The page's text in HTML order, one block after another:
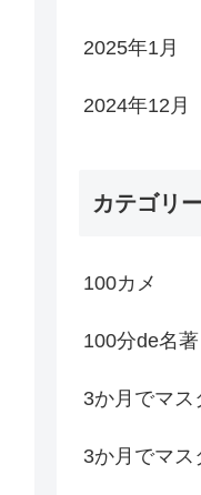
2025年1月
2024年12月
カテゴリー
100カメ
100分de名著
3か月でマス
3か月でマス